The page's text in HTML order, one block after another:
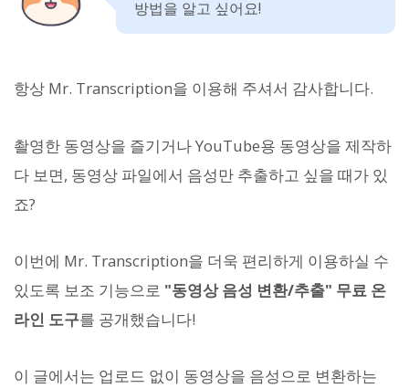
방법을 알고 싶어요!
항상 Mr. Transcription을 이용해 주셔서 감사합니다.
촬영한 동영상을 즐기거나 YouTube용 동영상을 제작하
다 보면, 동영상 파일에서 음성만 추출하고 싶을 때가 있
죠?
이번에 Mr. Transcription을 더욱 편리하게 이용하실 수
있도록 보조 기능으로 "동영상 음성 변환/추출" 무료 온
라인 도구를 공개했습니다!
이 글에서는 업로드 없이 동영상을 음성으로 변환하는